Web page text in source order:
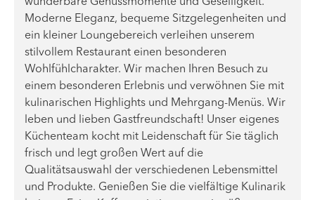
Moderne Eleganz, bequeme Sitzgelegenheiten und
ein kleiner Loungebereich verleihen unserem
stilvollem Restaurant einen besonderen
Wohlfühlcharakter. Wir machen Ihren Besuch zu
einem besonderen Erlebnis und verwöhnen Sie mit
kulinarischen Highlights und Mehrgang-Menüs. Wir
leben und lieben Gastfreundschaft! Unser eigenes
Küchenteam kocht mit Leidenschaft für Sie täglich
frisch und legt großen Wert auf die
Qualitätsauswahl der verschiedenen Lebensmittel
und Produkte. Genießen Sie die vielfältige Kulinarik